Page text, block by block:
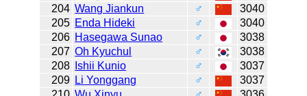
204 Wang Jiankun ♂
3040
205 Enda Hideki ♂
3040
206 Hasegawa Sunao ♂
3038
207 Oh Kyuchul ♂
3038
208
Ishii Kunio ♂
3037
209 Li Yonggang ♂
3037